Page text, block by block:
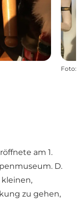
Foto:
am 1.
D.
zu gehen,